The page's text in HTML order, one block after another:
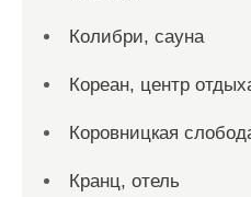
Колибри, сауна
Кореан, центр
Коровницкая
Кранц, отель